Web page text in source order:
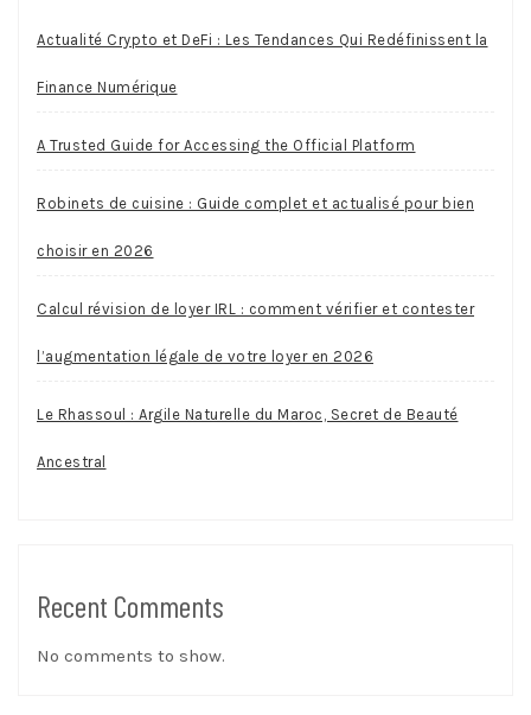
Actualité Crypto et DeFi : Les Tendances Qui Redéfinissent la
Finance Numérique
A Trusted Guide for Accessing the Official Platform
Robinets de cuisine : Guide complet et actualisé pour bien
choisir en 2026
Calcul révision de loyer IRL : comment vérifier et contester
l’augmentation légale de votre loyer en 2026
Le Rhassoul : Argile Naturelle du Maroc, Secret de Beauté
Ancestral
Recent Comments
No comments to show.